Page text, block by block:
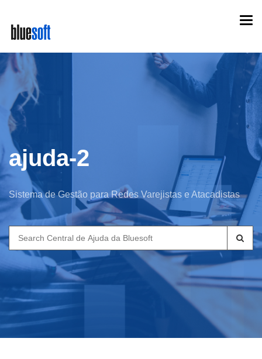
main
content
ajuda-2
Sistema de Gestão para Redes Varejistas e Atacadistas
Search
for: